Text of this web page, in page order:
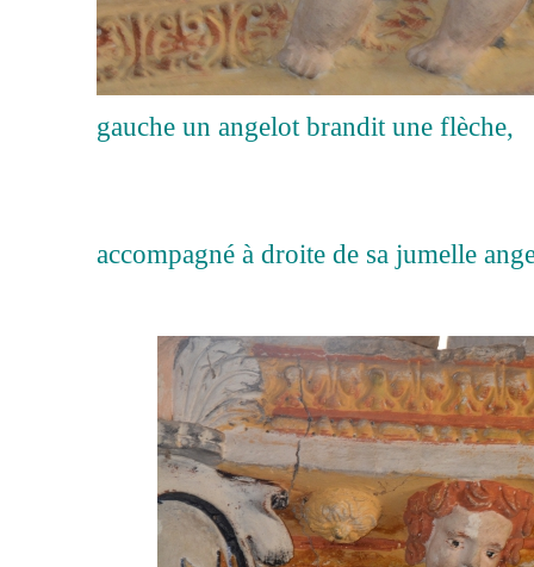
gauche un angelot brandit une flèche,
accompagné à droite de sa jumelle